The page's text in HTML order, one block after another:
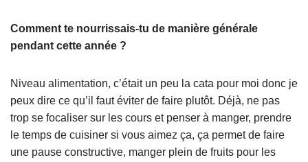
Comment te nourrissais-tu de manière générale
pendant cette année ?
Niveau alimentation, c’était un peu la cata pour moi donc je
peux dire ce qu’il faut éviter de faire plutôt. Déjà, ne pas
trop se focaliser sur les cours et penser à manger, prendre
le temps de cuisiner si vous aimez ça, ça permet de faire
une pause constructive, manger plein de fruits pour les